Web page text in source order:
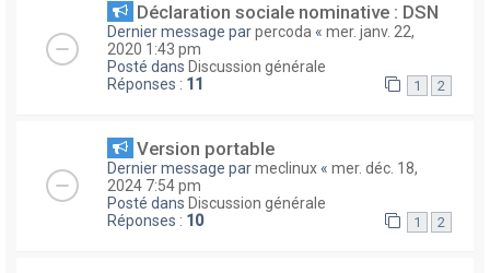
Déclaration sociale nominative : DSN
Dernier message parpercoda « mer. janv. 22,
2020 1:43 pm
Posté dans Discussion générale
Réponses : 11 1 2
Version portable
Dernier message parmeclinux « mer. déc. 18,
2024 7:54 pm
Posté dans Discussion générale
Réponses : 10 1 2